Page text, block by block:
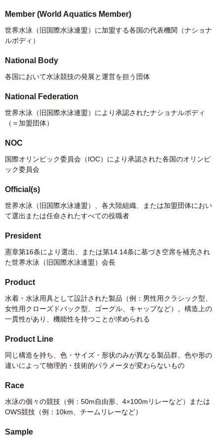
Member (World Aquatics Member)
世界水泳（旧国際水泳連盟）に加盟する各国の代表機関（ナショナ
ルボディ）
National Body
各国において水泳競技の発展と運営を担う団体
National Federation
世界水泳（旧国際水泳連盟）により承認されたナショナルボディ
（＝加盟団体）
NOC
国際オリンピック委員会（IOC）により承認された各国のオリンピ
ック委員会
Official(s)
世界水泳（旧国際水泳連盟）、各大陸組織、または加盟団体におい
て選出または任命されたすべての役職者
President
憲章第16条により選出、または第14.14条に基づき空席を補充され
た世界水泳（旧国際水泳連盟）会長
Product
水着・水泳用具として設計された製品（例：男性用クラシック型、
女性用クローズドバック型、ゴーグル、キャップなど）。構造上の
一貫性があり、機能性を持つことが求められる
Product Line
同じ構造を持ち、色・サイズ・形状のみが異なる製品群。色や形の
違いによって物理的・技術的パラメータが変わらないもの
Race
水泳の個々の競技（例：50m自由形、4×100mリレーなど）または
OWS競技（例：10km、チームリレーなど）
Sample